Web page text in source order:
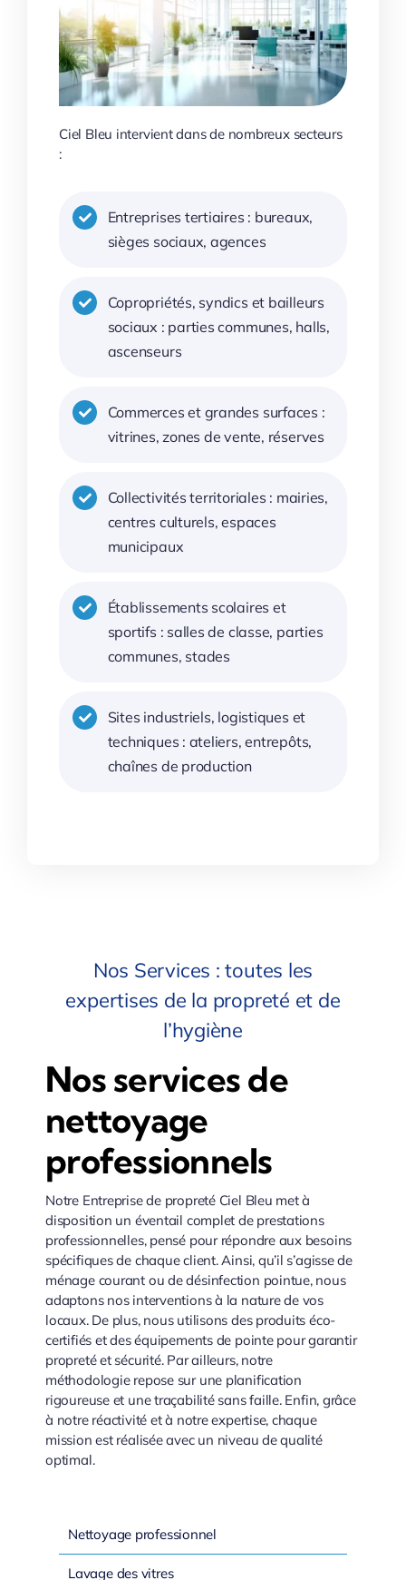
Ciel Bleu intervient dans de nombreux secteurs
:
Entreprises tertiaires : bureaux,
sièges sociaux, agences
Copropriétés, syndics et bailleurs
sociaux : parties communes, halls,
ascenseurs
Commerces et grandes surfaces :
vitrines, zones de vente, réserves
Collectivités territoriales : mairies,
centres culturels, espaces
municipaux
Établissements scolaires et
sportifs : salles de classe, parties
communes, stades
Sites industriels, logistiques et
techniques : ateliers, entrepôts,
chaînes de production
Nos Services : toutes les
expertises de la propreté et de
l’hygiène
Nos services de
nettoyage
professionnels
Notre Entreprise de propreté Ciel Bleu met à
disposition un éventail complet de prestations
professionnelles, pensé pour répondre aux besoins
spécifiques de chaque client. Ainsi, qu’il s’agisse de
ménage courant ou de désinfection pointue, nous
adaptons nos interventions à la nature de vos
locaux. De plus, nous utilisons des produits éco-
certifiés et des équipements de pointe pour garantir
propreté et sécurité. Par ailleurs, notre
méthodologie repose sur une planification
rigoureuse et une traçabilité sans faille. Enfin, grâce
à notre réactivité et à notre expertise, chaque
mission est réalisée avec un niveau de qualité
optimal.
Nettoyage professionnel
Lavage des vitres